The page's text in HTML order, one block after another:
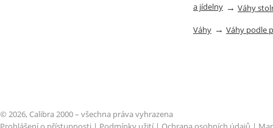
a jídelny → Váhy
Váhy → Váhy podle
© 2026, Calibra 2000 – všechna práva vyhrazena